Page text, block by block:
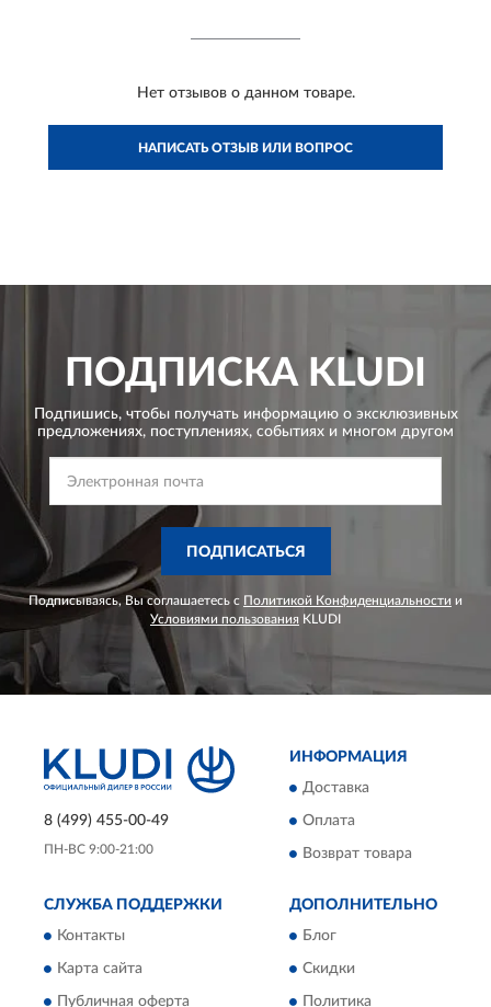
Нет отзывов о данном товаре.
НАПИСАТЬ ОТЗЫВ ИЛИ ВОПРОС
ПОДПИСКА KLUDI
Подпишись, чтобы получать информацию о эксклюзивных
предложениях, поступлениях, событиях и многом другом
ПОДПИСАТЬСЯ
Подписываясь, Вы соглашаетесь с Политикой Конфиденциальности и
Условиями пользования KLUDI
8 (499) 455-00-49
ПН-ВС 9:00-21:00
ИНФОРМАЦИЯ
Доставка
Оплата
Возврат товара
СЛУЖБА ПОДДЕРЖКИ
Контакты
Карта сайта
Публичная оферта
ДОПОЛНИТЕЛЬНО
Блог
Скидки
Политика